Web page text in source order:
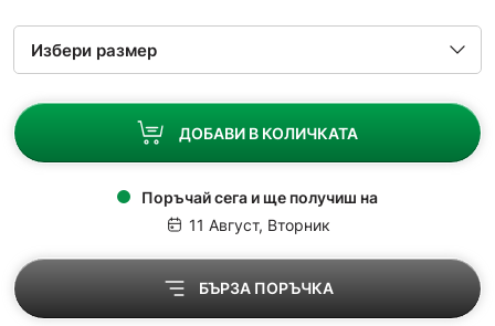
ДОБАВИ В КОЛИЧКАТА
Поръчай сега и ще получиш на
11 Август, Вторник
БЪРЗА ПОРЪЧКА